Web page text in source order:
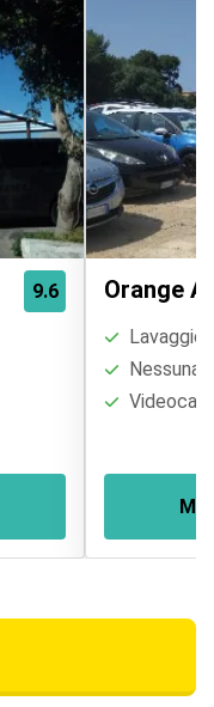
9.6 Orange
Lavaggio
Nessuna